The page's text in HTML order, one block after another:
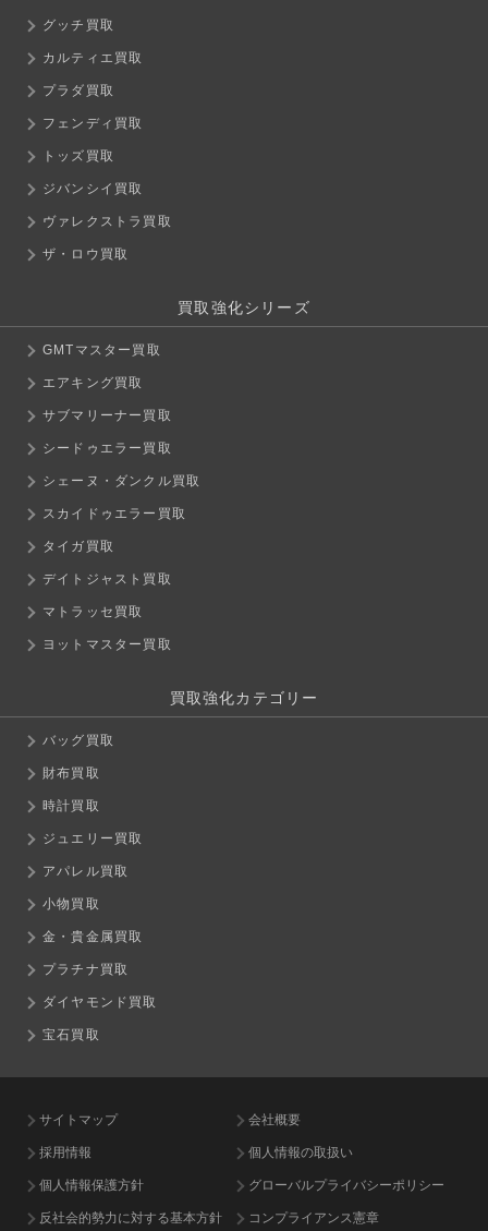
グッチ買取
カルティエ買取
プラダ買取
フェンディ買取
トッズ買取
ジバンシイ買取
ヴァレクストラ買取
ザ・ロウ買取
買取強化シリーズ
GMTマスター買取
エアキング買取
サブマリーナー買取
シードゥエラー買取
シェーヌ・ダンクル買取
スカイドゥエラー買取
タイガ買取
デイトジャスト買取
マトラッセ買取
ヨットマスター買取
買取強化カテゴリー
バッグ買取
財布買取
時計買取
ジュエリー買取
アパレル買取
小物買取
金・貴金属買取
プラチナ買取
ダイヤモンド買取
宝石買取
サイトマップ 会社概要
採用情報 個人情報の取扱い
個人情報保護方針 グローバルプライバシーポリシー
反社会的勢力に対する基本方針 コンプライアンス憲章